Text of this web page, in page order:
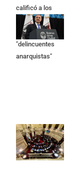
calificó a los
responsables
como
"delincuentes
anarquistas"